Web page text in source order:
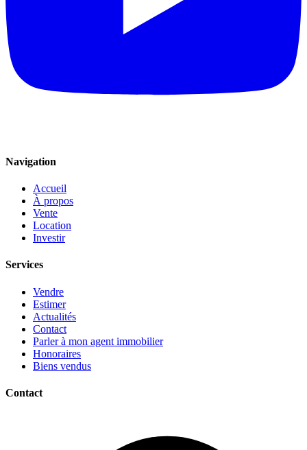
Navigation
Accueil
À propos
Vente
Location
Investir
Services
Vendre
Estimer
Actualités
Contact
Parler à mon agent immobilier
Honoraires
Biens vendus
Contact